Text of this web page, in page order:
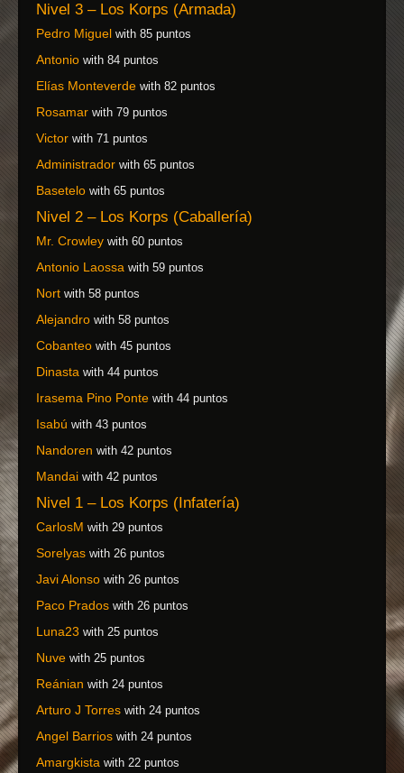
Nivel 3 – Los Korps (Armada)
Pedro Miguel with 85 puntos
Antonio with 84 puntos
Elías Monteverde with 82 puntos
Rosamar with 79 puntos
Victor with 71 puntos
Administrador with 65 puntos
Basetelo with 65 puntos
Nivel 2 – Los Korps (Caballería)
Mr. Crowley with 60 puntos
Antonio Laossa with 59 puntos
Nort with 58 puntos
Alejandro with 58 puntos
Cobanteo with 45 puntos
Dinasta with 44 puntos
Irasema Pino Ponte with 44 puntos
Isabú with 43 puntos
Nandoren with 42 puntos
Mandai with 42 puntos
Nivel 1 – Los Korps (Infatería)
CarlosM with 29 puntos
Sorelyas with 26 puntos
Javi Alonso with 26 puntos
Paco Prados with 26 puntos
Luna23 with 25 puntos
Nuve with 25 puntos
Reánian with 24 puntos
Arturo J Torres with 24 puntos
Angel Barrios with 24 puntos
Amargkista with 22 puntos